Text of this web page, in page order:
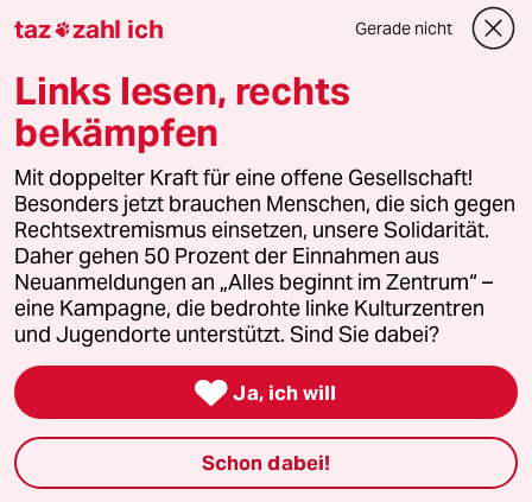
Downloads für Abonnierende
© 2026 taz Verlags und Vertriebs GmbH
Alle Rechte vorbehalten. Bei rechtlichen Fragen oder für Genehmigungen
wenden Sie sich bitte an
lizenzen@taz.de
Feedback Redaktionsstatut Kommune-Richtlinien
Leitlinie Informant Datenschutz Impressum AGB
Seitenwende Einwilligungen widerrufen (Ads)
taz zahl ich Gerade nicht
Links lesen, rechts
bekämpfen
Mit doppelter Kraft für eine offene Gesellschaft!
Besonders jetzt brauchen Menschen, die sich gegen
Rechtsextremismus einsetzen, unsere Solidarität.
Daher gehen 50 Prozent der Einnahmen aus
Neuanmeldungen an „Alles beginnt im Zentrum“ –
eine Kampagne, die bedrohte linke Kulturzentren
und Jugendorte unterstützt. Sind Sie dabei?
 Ja, ich will
Schon dabei!